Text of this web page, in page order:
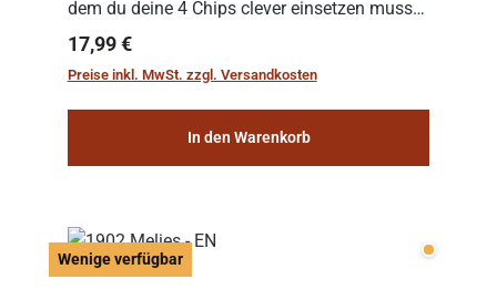
dem du deine 4 Chips clever einsetzen musst.
Wer die Chips mit dem höchsten Gesamtwert
hat, gewinnt die Runde. Aber Vorsicht: D...
Regulärer Preis:
17,99 €
Preise inkl. MwSt. zzgl. Versandkosten
In den Warenkorb
Wenige verfügbar Wenige